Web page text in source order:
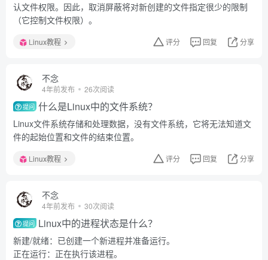
认文件权限。因此，取消屏蔽将对新创建的文件指定很少的限制
（它控制文件权限）。
Linux教程 评分 回复 分享
不念
4年前发布 26次阅读
提问 什么是Linux中的文件系统？
Linux文件系统存储和处理数据，没有文件系统，它将无法知道文
件的起始位置和文件的结束位置。
Linux教程 评分 回复 分享
不念
4年前发布 30次阅读
提问 Linux中的进程状态是什么？
新建/就绪：已创建一个新进程并准备运行。
正在运行：正在执行该进程。